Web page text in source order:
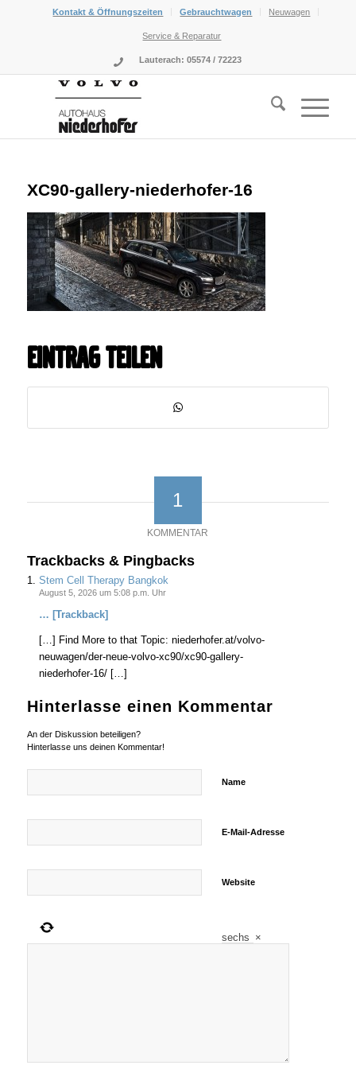
Kontakt & Öffnungszeiten Gebrauchtwagen Neuwagen
Service & Reparatur
Lauterach: 05574 / 72223
XC90-gallery-niederhofer-16
Eintrag teilen
1
KOMMENTAR
Trackbacks & Pingbacks
Stem Cell Therapy Bangkok
August 5, 2026 um 5:08 p.m. Uhr
… [Trackback]
[…] Find More to that Topic: niederhofer.at/volvo-
neuwagen/der-neue-volvo-xc90/xc90-gallery-
niederhofer-16/ […]
Hinterlasse einen Kommentar
An der Diskussion beteiligen?
Hinterlasse uns deinen Kommentar!
Name
E-Mail-Adresse
Website
sechs ×